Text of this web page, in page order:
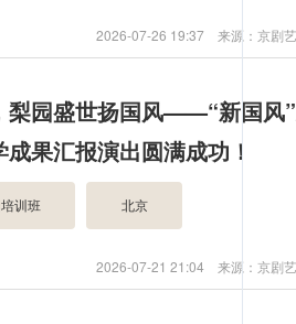
2026-07-26 19:37 来源：京剧
梨园盛世扬国风——“新国风
果汇报演出圆满成功！
训班 北京
2026-07-21 21:04 来源：京剧